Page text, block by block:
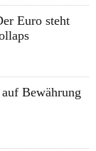
Euro steht
Bewährung